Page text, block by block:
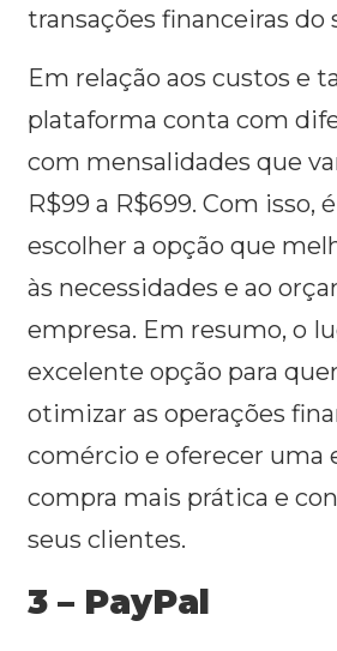
transações financeiras do
Em relação aos custos e
plataforma conta com
com mensalidades que
R$99 a R$699. Com isso,
escolher a opção que
às necessidades e ao
empresa. Em resumo, o
excelente opção para
otimizar as operações
comércio e oferecer uma
compra mais prática e
seus clientes.
3 – PayPal